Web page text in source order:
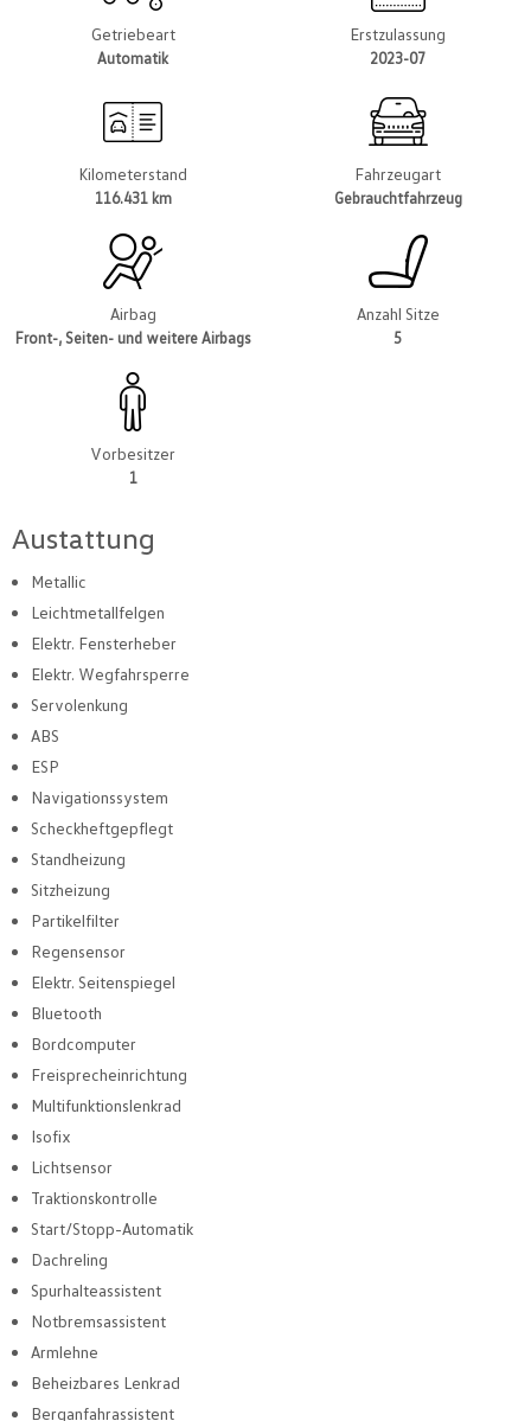
Getriebeart
Automatik
Erstzulassung
2023-07
Kilometerstand
116.431 km
Fahrzeugart
Gebrauchtfahrzeug
Airbag
Front-, Seiten- und weitere Airbags
Anzahl Sitze
5
Vorbesitzer
1
Austattung
Metallic
Leichtmetallfelgen
Elektr. Fensterheber
Elektr. Wegfahrsperre
Servolenkung
ABS
ESP
Navigationssystem
Scheckheftgepflegt
Standheizung
Sitzheizung
Partikelfilter
Regensensor
Elektr. Seitenspiegel
Bluetooth
Bordcomputer
Freisprecheinrichtung
Multifunktionslenkrad
Isofix
Lichtsensor
Traktionskontrolle
Start/Stopp-Automatik
Dachreling
Spurhalteassistent
Notbremsassistent
Armlehne
Beheizbares Lenkrad
Berganfahrassistent